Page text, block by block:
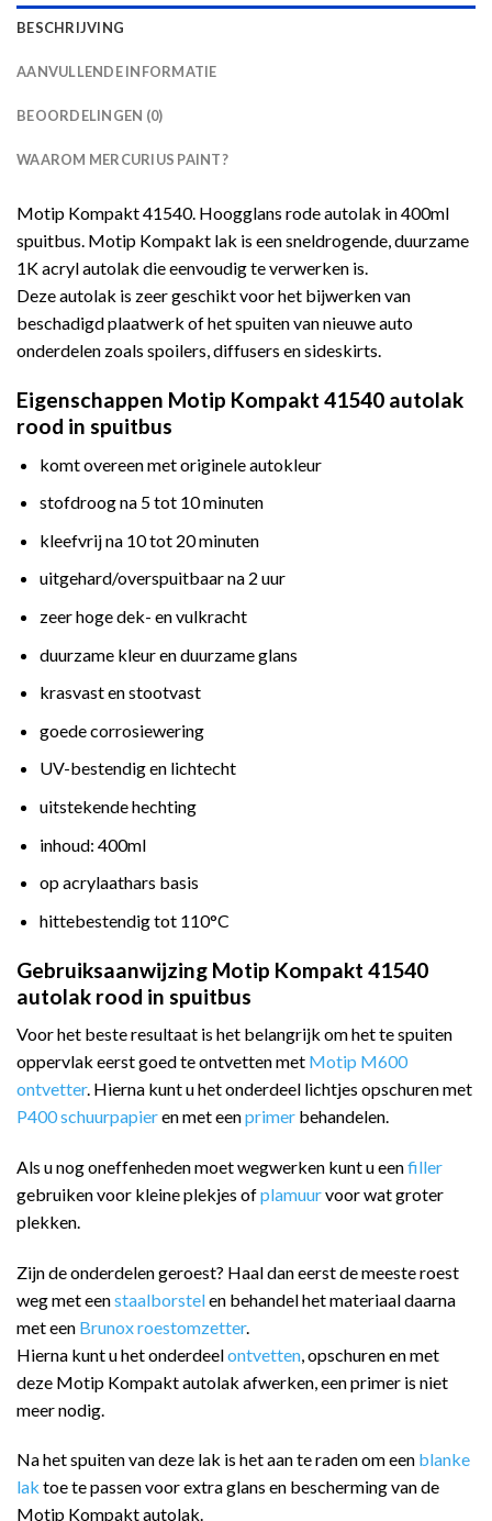
BESCHRIJVING
AANVULLENDE INFORMATIE
BEOORDELINGEN (0)
WAAROM MERCURIUS PAINT?
Motip Kompakt 41540. Hoogglans rode autolak in 400ml
spuitbus. Motip Kompakt lak is een sneldrogende, duurzame
1K acryl autolak die eenvoudig te verwerken is.
Deze autolak is zeer geschikt voor het bijwerken van
beschadigd plaatwerk of het spuiten van nieuwe auto
onderdelen zoals spoilers, diffusers en sideskirts.
Eigenschappen Motip Kompakt 41540 autolak
rood in spuitbus
komt overeen met originele autokleur
stofdroog na 5 tot 10 minuten
kleefvrij na 10 tot 20 minuten
uitgehard/overspuitbaar na 2 uur
zeer hoge dek- en vulkracht
duurzame kleur en duurzame glans
krasvast en stootvast
goede corrosiewering
UV-bestendig en lichtecht
uitstekende hechting
inhoud: 400ml
op acrylaathars basis
hittebestendig tot 110°C
Gebruiksaanwijzing Motip Kompakt 41540
autolak rood in spuitbus
Voor het beste resultaat is het belangrijk om het te spuiten
oppervlak eerst goed te ontvetten met Motip M600
ontvetter. Hierna kunt u het onderdeel lichtjes opschuren met
P400 schuurpapieren met eenprimer behandelen.
Als u nog oneffenheden moet wegwerken kunt u eenfiller
gebruiken voor kleine plekjes ofplamuurvoor wat groter
plekken.
Zijn de onderdelen geroest? Haal dan eerst de meeste roest
weg met eenstaalborstelen behandel het materiaal daarna
met een Brunox roestomzetter.
Hierna kunt u het onderdeelontvetten , opschuren en met
deze Motip Kompakt autolak afwerken, een primer is niet
meer nodig.
Na het spuiten van deze lak is het aan te raden om een blanke
lak toe te passen voor extra glans en bescherming van de
Motip Kompakt autolak.